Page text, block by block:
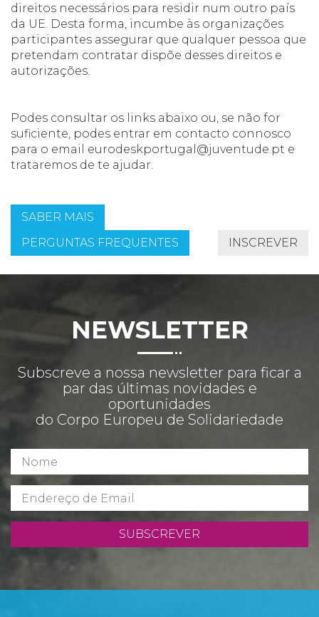
direitos necessários para residir num outro país
da UE. Desta forma, incumbe às organizações
participantes assegurar que qualquer pessoa que
pretendam contratar dispõe desses direitos e
autorizações.
Podes consultar os links abaixo ou, se não for
suficiente, podes entrar em contacto connosco
para o email eurodeskportugal@juventude.pt e
trataremos de te ajudar.
SABER MAIS
PERGUNTAS FREQUENTES
INSCREVER
NEWSLETTER
Subscreve a nossa newsletter para ficar a
par das últimas novidades e
oportunidades
do Corpo Europeu de Solidariedade
SUBSCREVER